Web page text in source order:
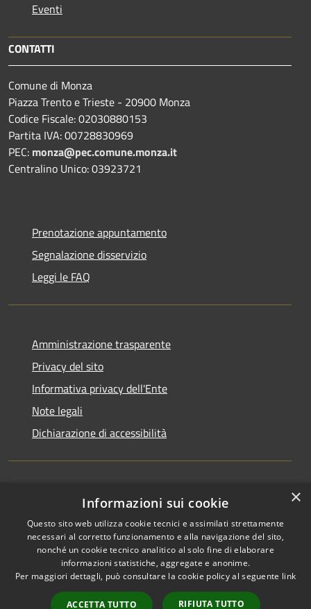
Eventi
CONTATTI
Comune di Monza
Piazza Trento e Trieste - 20900 Monza
Codice Fiscale: 02030880153
Partita IVA: 00728830969
PEC: monza@pec.comune.monza.it
Centralino Unico: 03923721
Prenotazione appuntamento
Segnalazione disservizio
Leggi le FAQ
Amministrazione trasparente
Privacy del sito
Informativa privacy dell'Ente
Note legali
Dichiarazione di accessibilità
Newsletter
RSS
Accessibilità
Copyright © 2026 • Comune di
Municipium• Accesso
×
Informazioni sui cookie
Questo sito web utilizza cookie tecnici e assimilati strettamente
necessari al corretto funzionamento e alla navigazione del sito,
nonché un cookie tecnico analitico al solo fine di elaborare
informazioni statistiche, aggregate e anonime.
Per maggiori dettagli, può consultare la cookie policy al seguente link
ACCETTA TUTTO RIFIUTA TUTTO